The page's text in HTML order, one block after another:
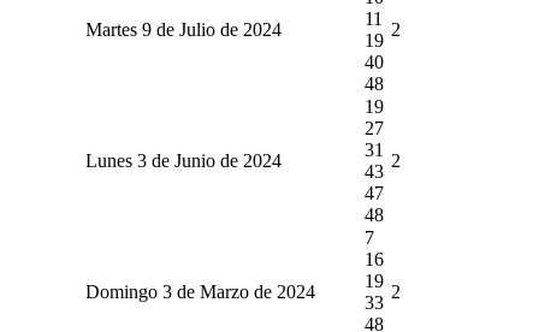
Martes 9 de Julio de 2024
11
19
40
48
2
Lunes 3 de Junio de 2024
19
27
31
43
47
48
2
Domingo 3 de Marzo de 2024
7
16
19
33
48
2